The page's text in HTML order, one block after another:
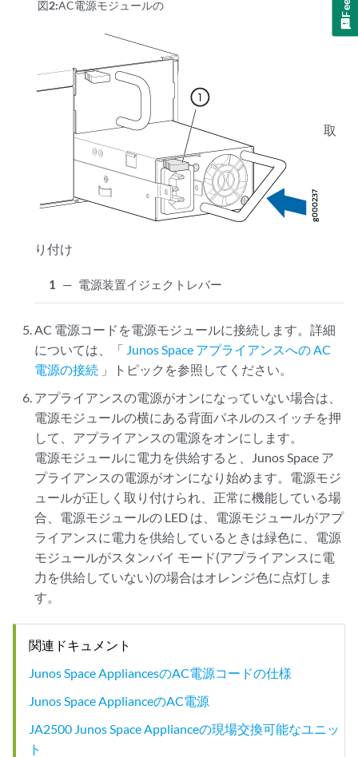
図2:AC電源モジュールの
取
り付け
1 — 電源装置イジェクトレバー
AC 電源コードを電源モジュールに接続します。詳細
については、「 Junos Space アプライアンスへの AC
電源の接続 」トピックを参照してください。
アプライアンスの電源がオンになっていない場合は、
電源モジュールの横にある背面パネルのスイッチを押
して、アプライアンスの電源をオンにします。
電源モジュールに電力を供給すると、Junos Space ア
プライアンスの電源がオンになり始めます。電源モジ
ュールが正しく取り付けられ、正常に機能している場
合、電源モジュールの LED は、電源モジュールがアプ
ライアンスに電力を供給しているときは緑色に、電源
モジュールがスタンバイ モード(アプライアンスに電
力を供給していない)の場合はオレンジ色に点灯しま
す。
関連ドキュメント
Junos Space AppliancesのAC電源コードの仕様
Junos Space ApplianceのAC電源
JA2500 Junos Space Applianceの現場交換可能なユニッ
ト